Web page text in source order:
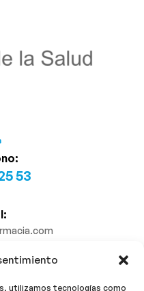
utilizamos tecnologías como
53